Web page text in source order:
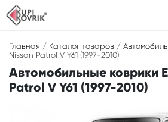
Главная / Каталог товаров /
Nissan Patrol V Y61 (1997-2010)
Автомобильные коврики
Patrol V Y61 (1997-2010)